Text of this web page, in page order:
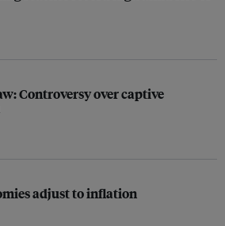
Controversy over captive
adjust to inflation